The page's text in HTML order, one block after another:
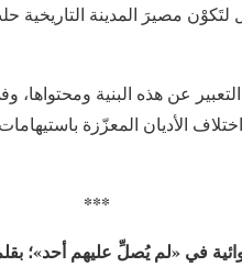
لتَكوْن مصيرَ المدينة
عن هذه البنية ومحتواها،
الأديان المعزّزة
***
في «لم يُصلِّ عليهم أحد»؛